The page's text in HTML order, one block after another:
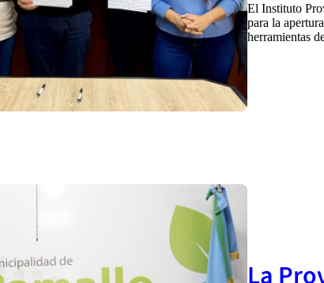
El Instituto
para la
herramientas